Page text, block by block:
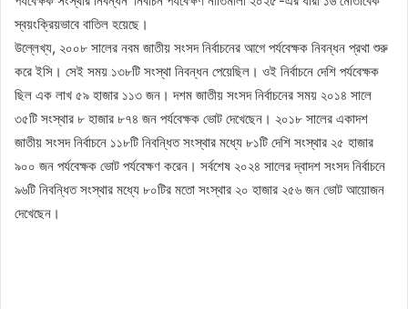
স্বয়ংক্রিয়ভাবে বাতিল হয়েছে।
উল্লেখ্য, ২০০৮ সালের নবম জাতীয় সংসদ নির্বাচনের আগে পর্যবেক্ষক নিবন্ধন প্রথা শুরু
করে ইসি। সেই সময় ১৩৮টি সংস্থা নিবন্ধন পেয়েছিল। ওই নির্বাচনে দেশি পর্যবেক্ষক
ছিল এক লাখ ৫৯ হাজার ১১৩ জন। দশম জাতীয় সংসদ নির্বাচনের সময় ২০১৪ সালে
৩৫টি সংস্থার ৮ হাজার ৮৭৪ জন পর্যবেক্ষক ভোট দেখেছেন। ২০১৮ সালের একাদশ
জাতীয় সংসদ নির্বাচনে ১১৮টি নিবন্ধিত সংস্থার মধ্যে ৮১টি দেশি সংস্থার ২৫ হাজার
৯০০ জন পর্যবেক্ষক ভোট পর্যবেক্ষণ করেন। সর্বশেষ ২০২৪ সালের দ্বাদশ সংসদ নির্বাচনে
৯৬টি নিবন্ধিত সংস্থার মধ্যে ৮০টির মতো সংস্থার ২০ হাজার ২৫৬ জন ভোট আয়োজন
দেখেছেন।